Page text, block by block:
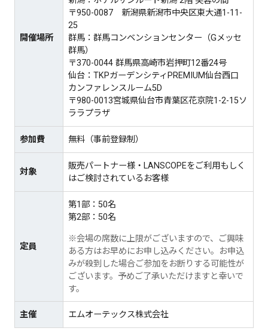
開催場所
〒950-0087 新潟県新潟市中央区東大通1-11-
25
群馬：群馬コンベンションセンター（Gメッセ
群馬）
〒370-0044 群馬県高崎市岩押町12番24号
仙台：TKPガーデンシティPREMIUM仙台西口
カンファレンスルーム5D
〒980-0013宮城県仙台市青葉区花京院1-2-15ソ
ララプラザ
参加費 無料（事前登録制）
対象
販売パートナー様・LANSCOPEをご利用もしく
はご検討されているお客様
定員
第1部：50名
第2部：50名
※会場の席数に上限がございますので、ご興味
ある方はお早めにお申し込みください。​お申込
みが殺到した場合ご参加をお断りする可能性が
ございます。予めご了承いただけますと幸いで
す。​
主催 エムオーテックス株式会社